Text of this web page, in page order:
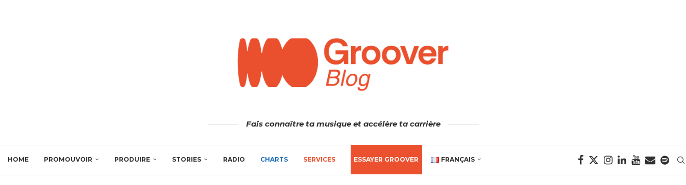
Fais connaître ta musique et accélère ta carrière
HOME PROMOUVOIR PRODUIRE STORIES RADIO CHARTS SERVICES ESSAYER GROOVER FRANÇAIS